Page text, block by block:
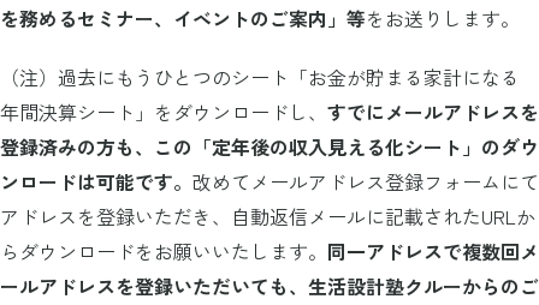
を務めるセミナー、イベントのご案内」等をお送りします。
（注）過去にもうひとつのシート「お金が貯まる家計になる
年間決算シート」をダウンロードし、 すでにメールアドレスを
登録済みの方も、この「定年後の収入見える化シート」のダウ
ンロードは可能です。 改めてメールアドレス登録フォームにて
アドレスを登録いただき、自動返信メールに記載されたURLか
らダウンロードをお願いいたします。 同一アドレスで複数回メ
ールアドレスを登録いただいても、生活設計塾クルーからのご